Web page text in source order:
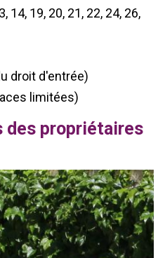
14, 19, 20, 21, 22, 24, 26,
droit d'entrée)
limitées)
des propriétaires